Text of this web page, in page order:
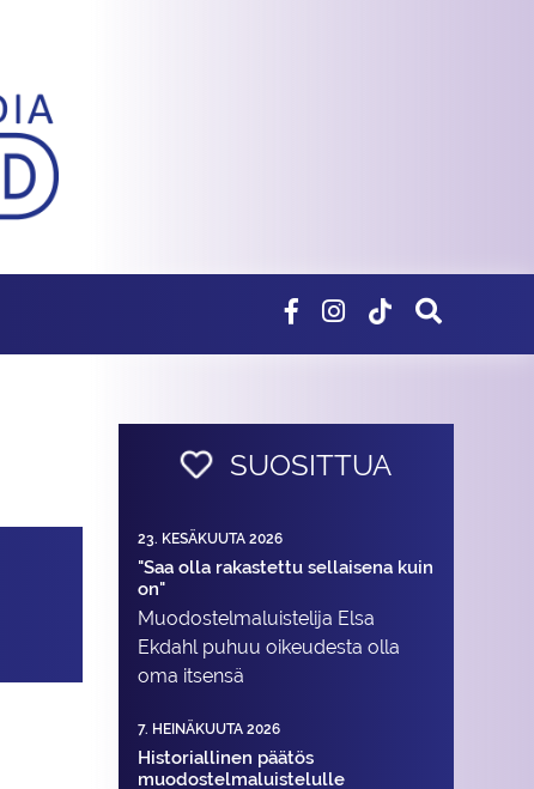
SUOSITTUA
23. KESÄKUUTA 2026
"Saa olla rakastettu sellaisena kuin
on"
Muodostelma­luistelija Elsa
Ekdahl puhuu oikeudesta olla
oma itsensä
7. HEINÄKUUTA 2026
Historiallinen päätös
muodostelmaluistelulle